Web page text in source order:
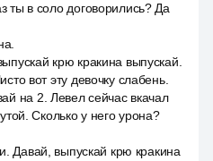
ты в соло договорились? Да
крю кракина выпускай.
вот эту девочку слабень.
на 2. Левел сейчас вкачал
Сколько у него урона?
Давай, выпускай крю кракина